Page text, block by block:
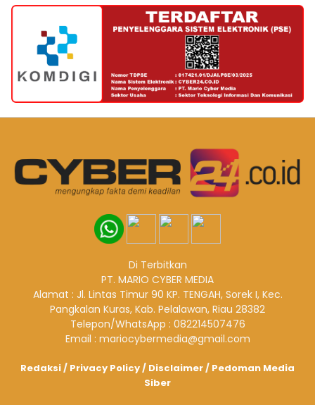
Di Terbitkan
PT. MARIO CYBER MEDIA
Alamat : Jl. Lintas Timur 90 KP. TENGAH, Sorek I, Kec.
Pangkalan Kuras, Kab. Pelalawan, Riau 28382
Telepon/WhatsApp : 082214507476
Email : mariocybermedia@gmail.com
Redaksi/ Privacy Policy/ Disclaimer/ Pedoman Media
Siber